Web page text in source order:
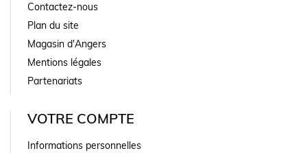
Contactez-nous
Plan du site
Magasin d'Angers
Mentions légales
Partenariats
VOTRE COMPTE
Informations personnelles